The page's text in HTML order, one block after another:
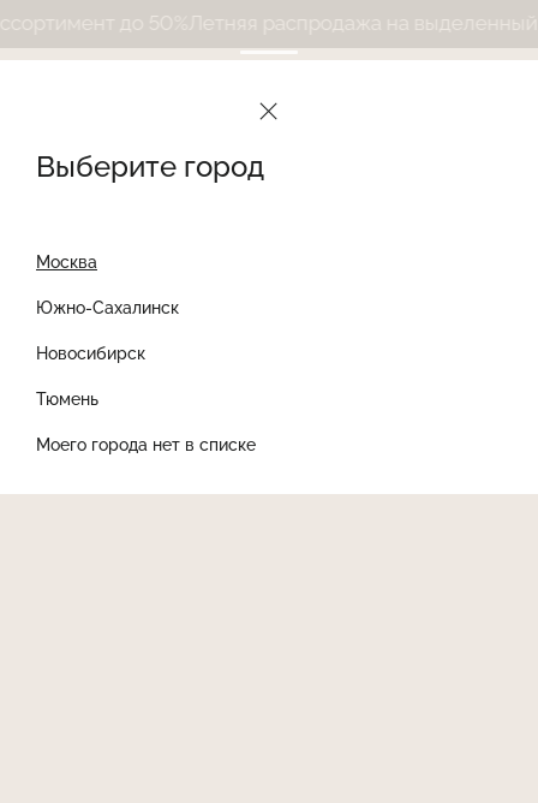
Выберите город
Москва
Южно-Сахалинск
Новосибирск
Тюмень
Моего города нет в списке
до 50%Летняя распродажа на выделенный